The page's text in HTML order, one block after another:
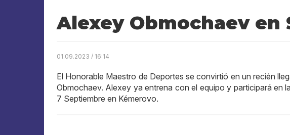
Alexey Obmochaev en
01.09.2023 / 16:14
El Honorable Maestro de Deportes se convirtió en un recién
Obmochaev. Alexey ya entrena con el equipo y participará en
7 Septiembre en Kémerovo.